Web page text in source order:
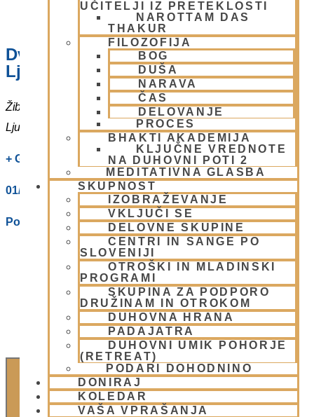
UČITELJI IZ PRETEKLOSTI
NAROTTAM DAS
THAKUR
FILOZOFIJA
BOG
DUŠA
NARAVA
ČAS
DELOVANJE
PROCES
BHAKTI AKADEMIJA
KLJUČNE VREDNOTE
NA DUHOVNI POTI 2
MEDITATIVNA GLASBA
SKUPNOST
IZOBRAŽEVANJE
VKLJUČI SE
DELOVNE SKUPINE
CENTRI IN SANGE PO
SLOVENIJI
OTROŠKI IN MLADINSKI
PROGRAMI
SKUPINA ZA PODPORO
DRUŽINAM IN OTROKOM
DUHOVNA HRANA
PADAJATRA
DUHOVNI UMIK POHORJE
(RETREAT)
PODARI DOHODNINO
DONIRAJ
KOLEDAR
VAŠA VPRAŠANJA
Dvorana – Center Hare Krišna v
Ljubljani
Žibertova 27
Ljubljana
Slovenia
+ Google Zemljevidi
01/ 4312319
Poglej Prizorišče spletno stran
DODAJ V KOLEDAR